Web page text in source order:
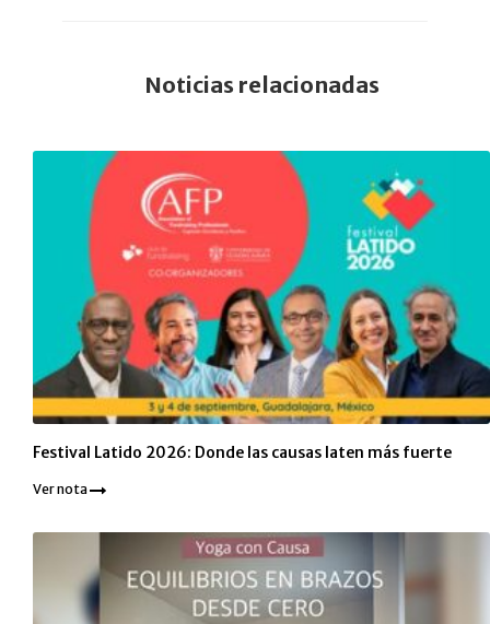
Noticias relacionadas
Festival Latido 2026: Donde las causas laten más fuerte
Ver nota